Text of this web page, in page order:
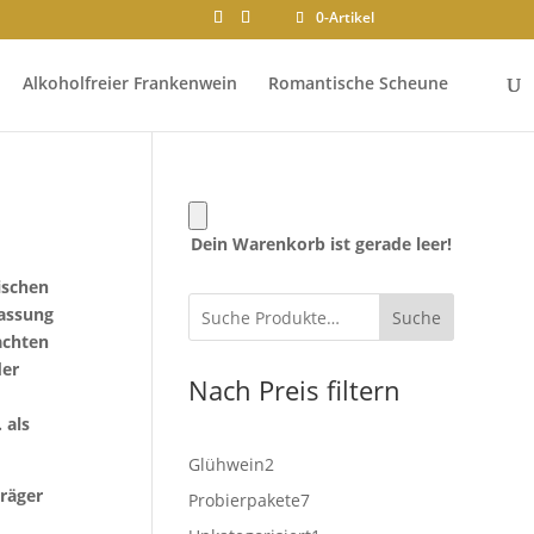
0-Artikel
Alkoholfreier Frankenwein Romantische Scheune
als
Dein Warenkorb ist gerade leer!
Suche
Nach Preis filtern
Glühwein2
Produkte
Probierpakete77
Produkte